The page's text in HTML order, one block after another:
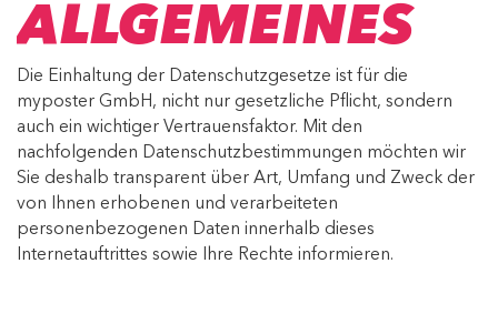
ALLGEMEINES
Die Einhaltung der Datenschutzgesetze ist für die
myposter GmbH, nicht nur gesetzliche Pflicht, sondern
auch ein wichtiger Vertrauensfaktor. Mit den
nachfolgenden Datenschutzbestimmungen möchten wir
Sie deshalb transparent über Art, Umfang und Zweck der
von Ihnen erhobenen und verarbeiteten
personenbezogenen Daten innerhalb dieses
Internetauftrittes sowie Ihre Rechte informieren.